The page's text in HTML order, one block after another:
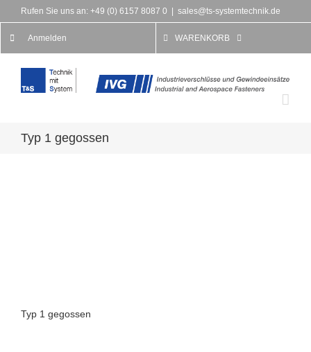
Rufen Sie uns an: +49 (0) 6157 8087 0 sales@ts-systemtechnik.de
Anmelden WARENKORB
Typ 1 gegossen
Typ 1 gegossen